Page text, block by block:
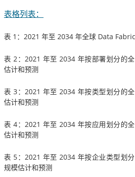
表格列表：
表 1：2021 年至 2034 年全球 Data
表 2：2021 年至 2034 年按部署划分的
估计和预测
表 3：2021 年至 2034 年按类型划分的
估计和预测
表 4：2021 年至 2034 年按应用划分的
估计和预测
表 5：2021 年至 2034 年按企业类型划
规模估计和预测